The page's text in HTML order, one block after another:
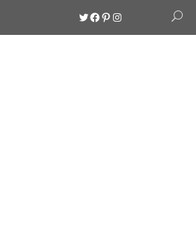
Twitter
Facebook
Pinterest
Instagram